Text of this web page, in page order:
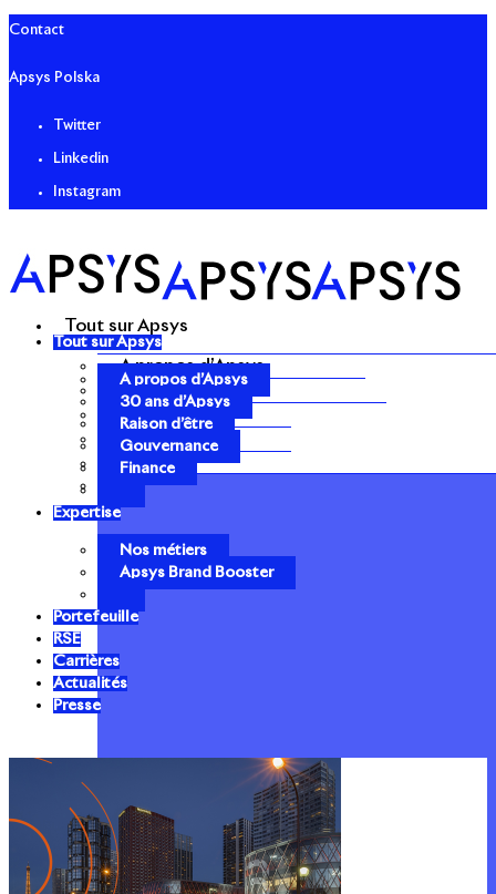
Contact
Apsys Polska
Twitter
Linkedin
Instagram
Tout sur Apsys
A propos d’Apsys
30 ans d’Apsys
Raison d’être
Gouvernance
Finance
Tout sur Apsys
A propos d’Apsys
30 ans d’Apsys
Raison d’être
Gouvernance
Finance
Expertise
Nos métiers
Apsys Brand Booster
Portefeuille
RSE
Carrières
Actualités
Presse